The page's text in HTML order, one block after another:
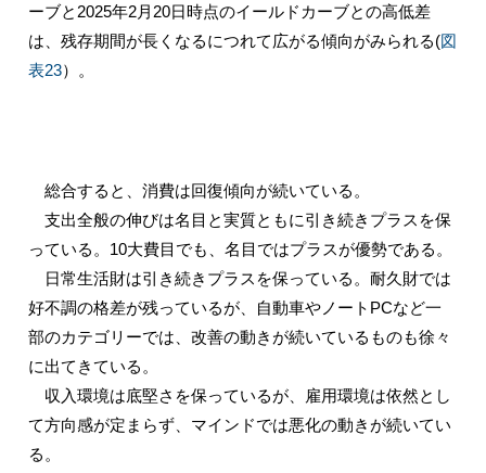
ーブと2025年2月20日時点のイールドカーブとの高低差
は、残存期間が長くなるにつれて広がる傾向がみられる(図
表23）。
総合すると、消費は回復傾向が続いている。
支出全般の伸びは名目と実質ともに引き続きプラスを保
っている。10大費目でも、名目ではプラスが優勢である。
日常生活財は引き続きプラスを保っている。耐久財では
好不調の格差が残っているが、自動車やノートPCなど一
部のカテゴリーでは、改善の動きが続いているものも徐々
に出てきている。
収入環境は底堅さを保っているが、雇用環境は依然とし
て方向感が定まらず、マインドでは悪化の動きが続いてい
る。